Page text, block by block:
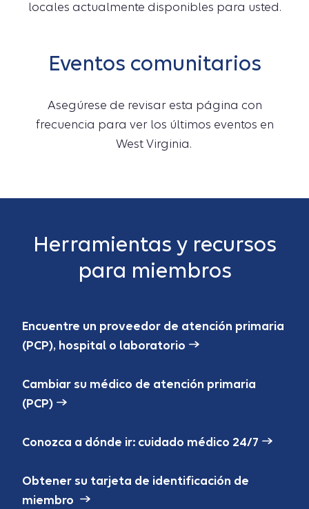
locales actualmente disponibles para usted.
Eventos comunitarios
Asegúrese de revisar esta página con
frecuencia para ver los últimos eventos en
West Virginia.
Herramientas y recursos
para miembros
Encuentre un proveedor de atención primaria
(PCP), hospital o laboratorio
Cambiar su médico de atención primaria
(PCP)
Conozca a dónde ir: cuidado médico 24/7
Obtener su tarjeta de identificación de
miembro